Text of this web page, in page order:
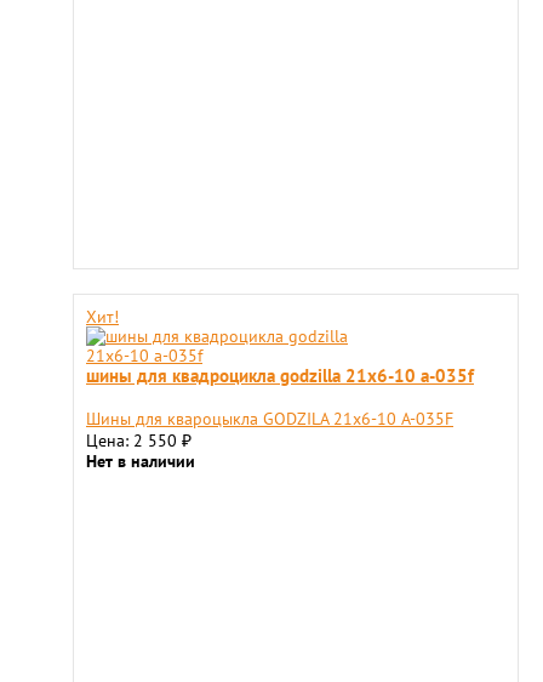
Хит!
шины для квадроцикла godzilla 21х6-10 a-035f
Шины для квароцыкла GODZILA 21x6-10 A-035F
Цена: 2 550 ₽
Нет в наличии